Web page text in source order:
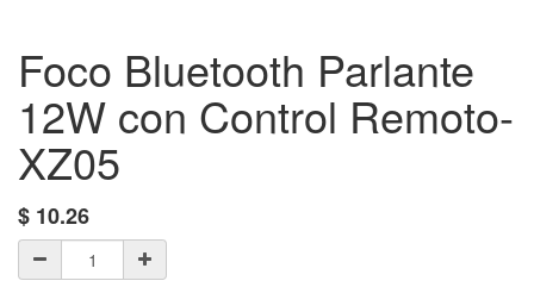
Foco Bluetooth Parlante
12W con Control Remoto-
XZ05
$ 10.26